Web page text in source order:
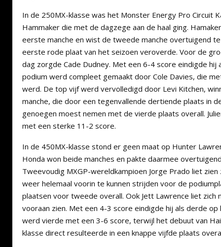
In de 250MX-klasse was het Monster Energy Pro Circuit
Hammaker die met de dagzege aan de haal ging.
eerste manche en wist de tweede manche overtuigend
eerste rode plaat van het seizoen veroverde. Voor de
dag zorgde Cade Dudney. Met een 6-4 score eindigde
podium werd compleet gemaakt door Cole Davies, die
werd. De top vijf werd vervolledigd door Levi Kitchen,
manche, die door een tegenvallende dertiende plaats in
genoegen moest nemen met de vierde plaats overall.
met een sterke 11-2 score.
In de 450MX-klasse stond er geen maat op Hunter
Honda won beide manches en pakte daarmee
Tweevoudig MXGP-wereldkampioen Jorge Prado liet
weer helemaal voorin te kunnen strijden voor de
plaatsen voor tweede overall. Ook Jett Lawrence liet zich
vooraan zien. Met een 4-3 score eindigde hij als derde op
werd vierde met een 3-6 score, terwijl het debuut van
klasse direct resulteerde in een knappe vijfde plaats